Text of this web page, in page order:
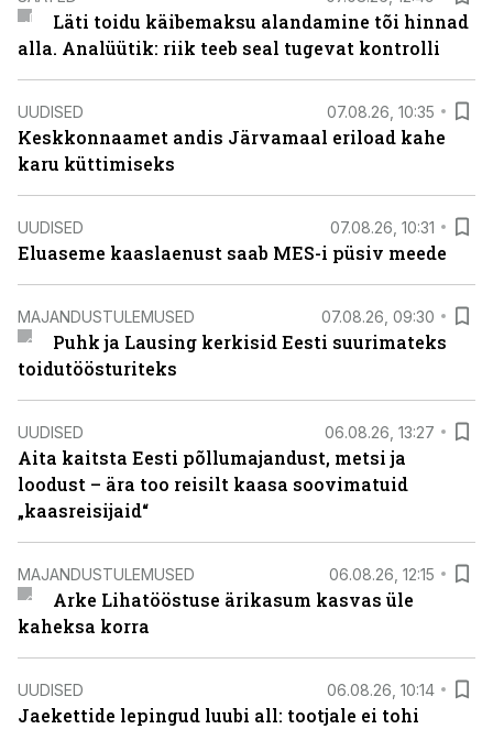
Läti toidu käibemaksu alandamine tõi hinnad
alla. Analüütik: riik teeb seal tugevat kontrolli
UUDISED 07.08.26, 10:35
Keskkonnaamet andis Järvamaal eriload kahe
karu küttimiseks
UUDISED 07.08.26, 10:31
Eluaseme kaaslaenust saab MES-i püsiv meede
MAJANDUSTULEMUSED 07.08.26, 09:30
Puhk ja Lausing kerkisid Eesti suurimateks
toidutöösturiteks
UUDISED 06.08.26, 13:27
Aita kaitsta Eesti põllumajandust, metsi ja
loodust – ära too reisilt kaasa soovimatuid
„kaasreisijaid“
MAJANDUSTULEMUSED 06.08.26, 12:15
Arke Lihatööstuse ärikasum kasvas üle
kaheksa korra
UUDISED 06.08.26, 10:14
Jaekettide lepingud luubi all: tootjale ei tohi